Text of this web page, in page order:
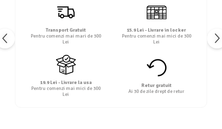
Transport Gratuit
Pentru comenzi mai mari de 300
Lei
15.9 Lei - Livrare in locker
Pentru comenzi mai mici de 300
Lei
19.9 Lei - Livrare la usa
Pentru comenzi mai mici de 300
Lei
Retur gratuit
Ai 30 de zile drept de retur